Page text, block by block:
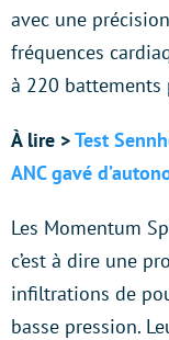
avec une
fréquences
à 220 battements
À lire >Test
ANC gavé
Les Momentum
c’est à dire une
infiltrations de
basse pression.